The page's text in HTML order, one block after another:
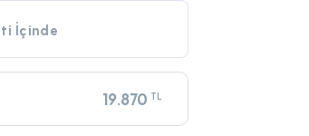
İçinde
19.870 TL